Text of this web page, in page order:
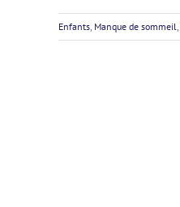
Enfants, Manque de sommeil,